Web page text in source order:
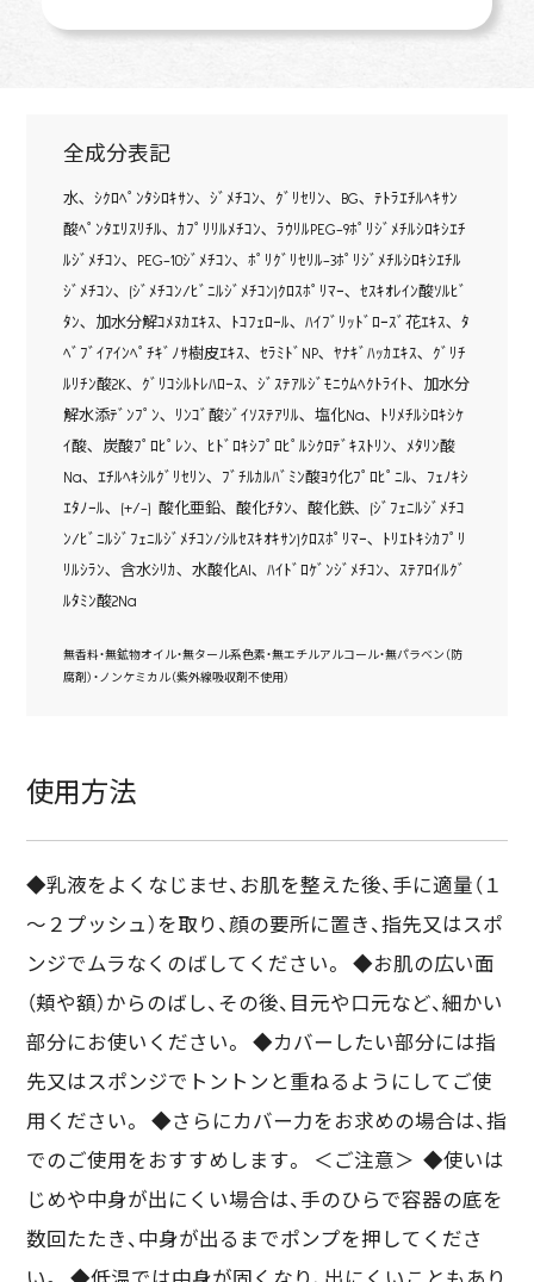
全成分表記
水､ ｼｸﾛﾍﾟﾝﾀｼﾛｷｻﾝ､ ｼﾞﾒﾁｺﾝ､ ｸﾞﾘｾﾘﾝ､ BG､ ﾃﾄﾗｴﾁﾙﾍｷｻﾝ
酸ﾍﾟﾝﾀｴﾘｽﾘﾁﾙ､ ｶﾌﾟﾘﾘﾙﾒﾁｺﾝ､ ﾗｳﾘﾙPEG-9ﾎﾟﾘｼﾞﾒﾁﾙｼﾛｷｼｴﾁ
ﾙｼﾞﾒﾁｺﾝ､ PEG-10ｼﾞﾒﾁｺﾝ､ ﾎﾟﾘｸﾞﾘｾﾘﾙ-3ﾎﾟﾘｼﾞﾒﾁﾙｼﾛｷｼｴﾁﾙ
ｼﾞﾒﾁｺﾝ､ (ｼﾞﾒﾁｺﾝ/ﾋﾞﾆﾙｼﾞﾒﾁｺﾝ)ｸﾛｽﾎﾟﾘﾏｰ､ ｾｽｷｵﾚｲﾝ酸ｿﾙﾋﾞ
ﾀﾝ､ 加水分解ｺﾒﾇｶｴｷｽ､ ﾄｺﾌｪﾛｰﾙ､ ﾊｲﾌﾞﾘｯﾄﾞﾛｰｽﾞ花ｴｷｽ､ ﾀ
ﾍﾞﾌﾞｲｱｲﾝﾍﾟﾁｷﾞﾉｻ樹皮ｴｷｽ､ ｾﾗﾐﾄﾞNP､ ﾔﾅｷﾞﾊｯｶｴｷｽ､ ｸﾞﾘﾁ
ﾙﾘﾁﾝ酸2K､ ｸﾞﾘｺｼﾙﾄﾚﾊﾛｰｽ､ ｼﾞｽﾃｱﾙｼﾞﾓﾆｳﾑﾍｸﾄﾗｲﾄ､ 加水分
解水添ﾃﾞﾝﾌﾟﾝ､ ﾘﾝｺﾞ酸ｼﾞｲｿｽﾃｱﾘﾙ､ 塩化Na､ ﾄﾘﾒﾁﾙｼﾛｷｼｹ
ｲ酸､ 炭酸ﾌﾟﾛﾋﾟﾚﾝ､ ﾋﾄﾞﾛｷｼﾌﾟﾛﾋﾟﾙｼｸﾛﾃﾞｷｽﾄﾘﾝ､ ﾒﾀﾘﾝ酸
Na､ ｴﾁﾙﾍｷｼﾙｸﾞﾘｾﾘﾝ､ ﾌﾞﾁﾙｶﾙﾊﾞﾐﾝ酸ﾖｳ化ﾌﾟﾛﾋﾟﾆﾙ､ ﾌｪﾉｷｼ
ｴﾀﾉｰﾙ､ (+/-) 酸化亜鉛､ 酸化ﾁﾀﾝ､ 酸化鉄､ (ｼﾞﾌｪﾆﾙｼﾞﾒﾁｺ
ﾝ/ﾋﾞﾆﾙｼﾞﾌｪﾆﾙｼﾞﾒﾁｺﾝ/ｼﾙｾｽｷｵｷｻﾝ)ｸﾛｽﾎﾟﾘﾏｰ､ ﾄﾘｴﾄｷｼｶﾌﾟﾘ
ﾘﾙｼﾗﾝ､ 含水ｼﾘｶ､ 水酸化Al､ ﾊｲﾄﾞﾛｹﾞﾝｼﾞﾒﾁｺﾝ､ ｽﾃｱﾛｲﾙｸﾞ
ﾙﾀﾐﾝ酸2Na
無香料・無鉱物オイル・無タール系色素・無エチルアルコール・無パラベン（防
腐剤）・ノンケミカル（紫外線吸収剤不使用）
使用方法
◆乳液をよくなじませ、お肌を整えた後、手に適量（１
～２プッシュ）を取り、顔の要所に置き、指先又はスポ
ンジでムラなくのばしてください。 ◆お肌の広い面
（頬や額）からのばし、その後、目元や口元など、細かい
部分にお使いください。 ◆カバーしたい部分には指
先又はスポンジでトントンと重ねるようにしてご使
用ください。 ◆さらにカバー力をお求めの場合は、指
でのご使用をおすすめします。 ＜ご注意＞ ◆使いは
じめや中身が出にくい場合は、手のひらで容器の底を
数回たたき、中身が出るまでポンプを押してくださ